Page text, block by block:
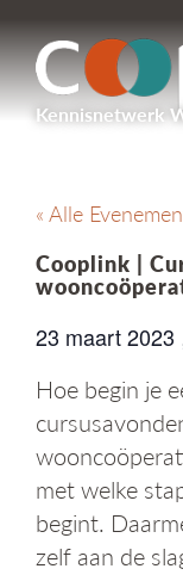
Kennisnetwerk
« Alle
Cooplink |
23 maart 2023
Hoe begin je
met welke
begint.
zelf aan de